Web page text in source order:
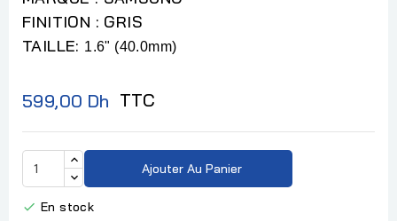
FINITION : GRIS
TAILLE: 1.6" (40.0mm)
599,00 Dh TTC
Ajouter Au Panier
 En stock